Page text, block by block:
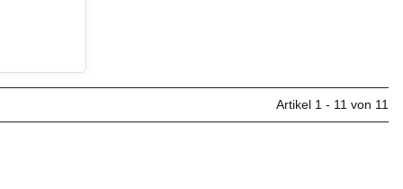
Artikel 1 - 11 von 11